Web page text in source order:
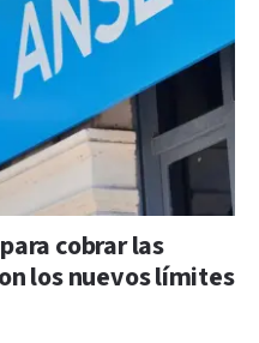
cobrar las
los nuevos límites